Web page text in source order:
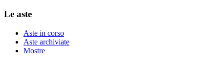
Le aste
Aste in corso
Aste archiviate
Mostre